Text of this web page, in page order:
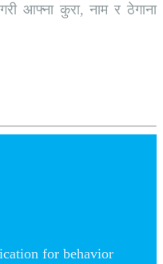
आफ्ना कुरा, नाम र ठेगाना
for behavior